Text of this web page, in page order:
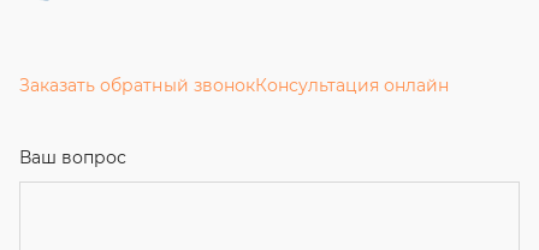
Заказать обратный звонокКонсультация онлайн
Ваш вопрос